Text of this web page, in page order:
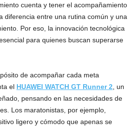
cuenta y tener el acompañamiento
diferencia entre una rutina común y una
Por eso, la innovación tecnológica
para quienes buscan superarse
de acompañar cada meta
el HUAWEI WATCH GT Runner 2 , un
pensando en las necesidades de
Los maratonistas, por ejemplo,
ligero y cómodo que apenas se